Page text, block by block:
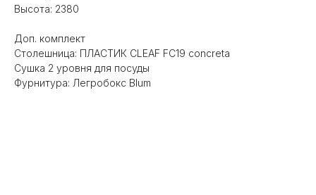
Высота: 2380
Доп. комплект
Столешница: ПЛАСТИК CLEAF FC19 concreta
Сушка 2 уровня для посуды
Фурнитура: Легробокс Blum